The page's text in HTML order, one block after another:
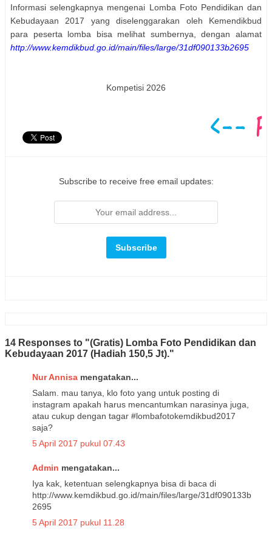
Informasi selengkapnya mengenai Lomba Foto Pendidikan dan
Kebudayaan 2017 yang diselenggarakan oleh Kemendikbud
para peserta lomba bisa melihat sumbernya, dengan alamat
http://www.kemdikbud.go.id/main/files/large/31df090133b2695
Kompetisi 2026
Subscribe to receive free email updates:
14 Responses to "(Gratis) Lomba Foto Pendidikan dan
Kebudayaan 2017 (Hadiah 150,5 Jt)."
Nur Annisa mengatakan...
Salam. mau tanya, klo foto yang untuk posting di
instagram apakah harus mencantumkan narasinya juga,
atau cukup dengan tagar #lombafotokemdikbud2017
saja?
5 April 2017 pukul 07.43
Admin mengatakan...
Iya kak, ketentuan selengkapnya bisa di baca di
http://www.kemdikbud.go.id/main/files/large/31df090133b
2695
5 April 2017 pukul 11.28